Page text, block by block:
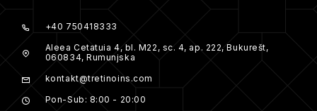
+40 750418333
Aleea Cetatuia 4, bl. M22, sc. 4, ap. 222, Bukurešt,
060834, Rumunjska
kontakt@tretinoins.com
Pon-Sub: 8:00 - 20:00